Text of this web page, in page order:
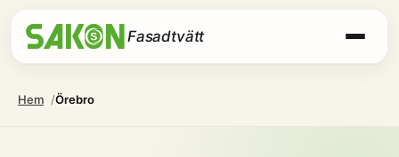
Fasadtvätt
Hem Örebro